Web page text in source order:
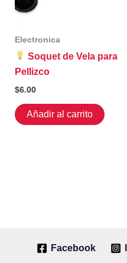
Electronica
Soquet de Vela para
Pellizco
$6.00
Añadir al carrito
Facebook